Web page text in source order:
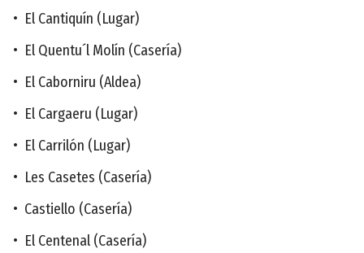
• El Cantiquín (Lugar)
• El Quentu´l Molín (Casería)
• El Caborniru (Aldea)
• El Cargaeru (Lugar)
• El Carrilón (Lugar)
• Les Casetes (Casería)
• Castiello (Casería)
• El Centenal (Casería)